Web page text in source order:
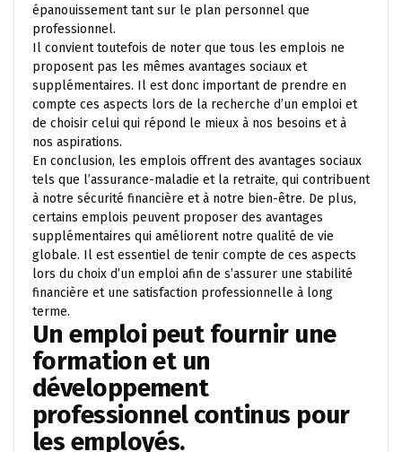
épanouissement tant sur le plan personnel que
professionnel.
Il convient toutefois de noter que tous les emplois ne
proposent pas les mêmes avantages sociaux et
supplémentaires. Il est donc important de prendre en
compte ces aspects lors de la recherche d’un emploi et
de choisir celui qui répond le mieux à nos besoins et à
nos aspirations.
En conclusion, les emplois offrent des avantages sociaux
tels que l’assurance-maladie et la retraite, qui contribuent
à notre sécurité financière et à notre bien-être. De plus,
certains emplois peuvent proposer des avantages
supplémentaires qui améliorent notre qualité de vie
globale. Il est essentiel de tenir compte de ces aspects
lors du choix d’un emploi afin de s’assurer une stabilité
financière et une satisfaction professionnelle à long
terme.
Un emploi peut fournir une
formation et un
développement
professionnel continus pour
les employés.